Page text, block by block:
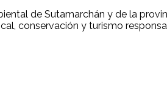
de Sutamarchán y de la
conservación y turismo